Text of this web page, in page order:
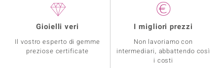
Gioielli veri
Il vostro esperto di gemme
preziose certificate
I migliori prezzi
Non lavoriamo con
intermediari, abbattendo così
i costi